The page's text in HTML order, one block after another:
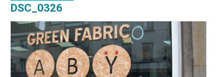
DSC_0326